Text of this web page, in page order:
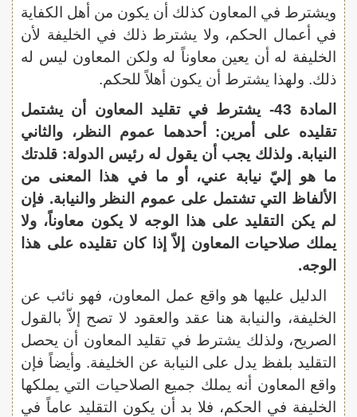
ويشترط في المعاون كذلك أن يكون من أهل الكفاية
في أعمال الحكم، ولا يشترط ذلك في الخليفة لأن
الخليفة له أن يعين معاوناً له ولكن المعاون ليس له
ذلك. ولهذا يشترط أن يكون أهلاً للحكم.
المادة 43- يشترط في تقليد المعاون أن يشتمل
تقليده على أمرين: أحدهما عموم النظر، والثاني
النيابة. ولذلك يجب أن يقول له رئيس الدولة: قلدتك
ما هو إليّ نيابة عني، أو ما في هذا المعنى من
الألفاظ التي تشتمل على عموم النظر والنيابة. فإن
لم يكن التقليد على هذا الوجه لا يكون معاوناً، ولا
يملك صلاحيات المعاون إلاّ إذا كان تقليده على هذا
الوجه.
الدليل عليها هو واقع عمل المعاون، فهو نائب عن
الخليفة، والنيابة هنا عقد والعقود لا تصح إلاّ بالقول
الصريح، ولذلك يشترط في تقليد المعاون أن يحصل
التقليد بلفظ يدل على النيابة عن الخليفة. وأيضاً فإن
واقع المعاون أنه يملك جميع الصلاحيات التي يملكها
الخليفة في الحكم، فلا بد أن يكون التقليد عاماً في